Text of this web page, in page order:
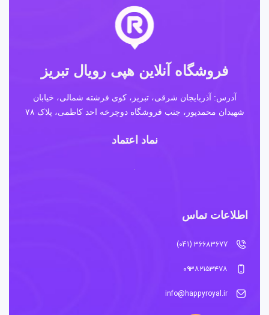
فروشگاه آنلاین هپی رویال تبریز
آدرس: آذربایجان شرقی، تبریز، کوی فرشته شمالی، خیابان
شهیدان محمدپور، جنب فروشگاه دوچرخه احد کاظمی، پلاک ۷۸
نماد اعتماد
اطلاعات تماس
36683677 (041)
۰۹۳۸۲۱۵۳۴۷۸
info@happyroyal.ir